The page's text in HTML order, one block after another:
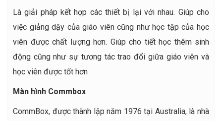
Là giải pháp kết hợp các thiết bị lại với nhau. Giúp cho
việc giảng dậy của giáo viên cũng như học tập của học
viên được chất lượng hơn. Giúp cho tiết học thêm sinh
động cũng như sự tương tác trao đổi giữa giáo viên và
học viên được tốt hơn
Màn hình Commbox
CommBox, được thành lập năm 1976 tại Australia, là nhà